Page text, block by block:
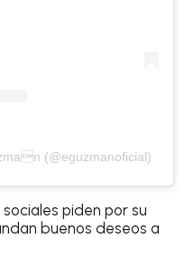
(@eguzmanoficial)
piden por su
buenos deseos a